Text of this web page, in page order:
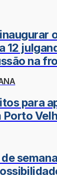
12
na
para
Porto